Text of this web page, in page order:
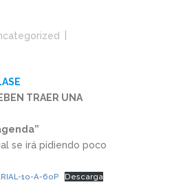
TRAER UNA
se irá pidiendo poco
1o-A-6oP Descarga